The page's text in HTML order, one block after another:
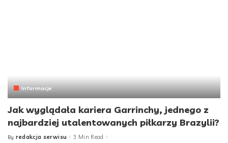
Informacje
Jak wyglądała kariera Garrinchy, jednego z
najbardziej utalentowanych piłkarzy Brazylii?
Posted
By redakcja serwisu 3 Min Read